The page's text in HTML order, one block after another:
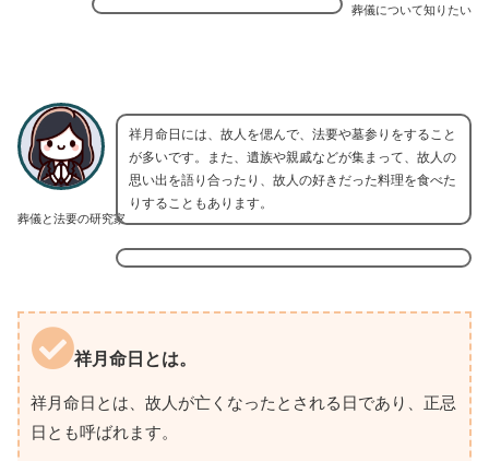
葬儀について知りたい
葬儀と法要の研究家
祥月命日には、故人を偲んで、法要や墓参りをすること
が多いです。また、遺族や親戚などが集まって、故人の
思い出を語り合ったり、故人の好きだった料理を食べた
りすることもあります。
祥月命日とは。
祥月命日とは、故人が亡くなったとされる日であり、正忌
日とも呼ばれます。